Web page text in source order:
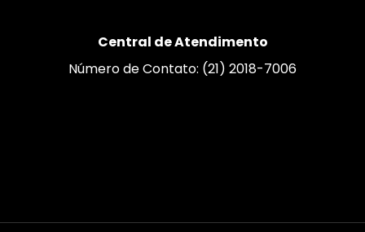
Central de Atendimento
Número de Contato: (21) 2018-7006